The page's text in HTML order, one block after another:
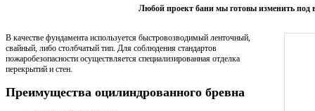
Любой проект бани мы готовы изменить под
В качестве фундамента используется быстровозводимый ленточный,
свайный, либо столбчатый тип. Для соблюдения стандартов
пожаробезопасности осуществляется специализированная отделка
перекрытий и стен.
Преимущества оцилиндрованного бревна